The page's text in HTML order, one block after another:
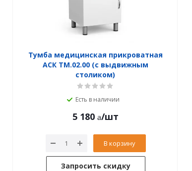
Тумба медицинская прикроватная
АСК ТМ.02.00 (с выдвижным
столиком)
Есть в наличии
5 180 /шт
В корзину
Запросить скидку